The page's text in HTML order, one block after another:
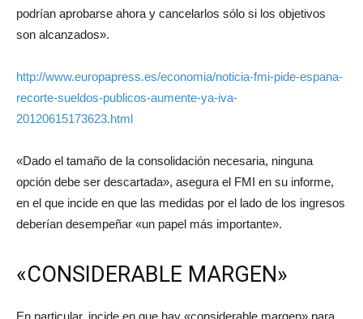
podrían aprobarse ahora y cancelarlos sólo si los objetivos
son alcanzados».
http://www.europapress.es/economia/noticia-fmi-pide-espana-
recorte-sueldos-publicos-aumente-ya-iva-
20120615173623.html
«Dado el tamaño de la consolidación necesaria, ninguna
opción debe ser descartada», asegura el FMI en su informe,
en el que incide en que las medidas por el lado de los ingresos
deberían desempeñar «un papel más importante».
«CONSIDERABLE MARGEN»
En particular, incide en que hay «considerable margen» para